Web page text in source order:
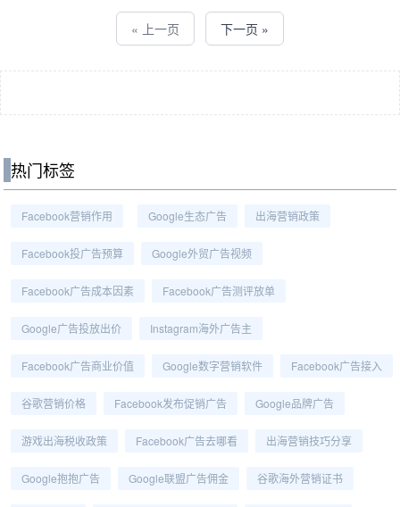
« 上一页 下一页 »
热门标签
Facebook营销作用 Google生态广告 出海营销政策
Facebook投广告预算 Google外贸广告视频
Facebook广告成本因素 Facebook广告测评放单
Google广告投放出价 Instagram海外广告主
Facebook广告商业价值 Google数字营销软件 Facebook广告接入
谷歌营销价格 Facebook发布促销广告 Google品牌广告
游戏出海税收政策 Facebook广告去哪看 出海营销技巧分享
Google抱抱广告 Google联盟广告佣金 谷歌海外营销证书